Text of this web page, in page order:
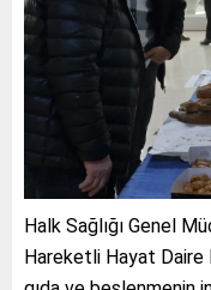
Halk Sağlığı Genel
Hareketli Hayat Daire